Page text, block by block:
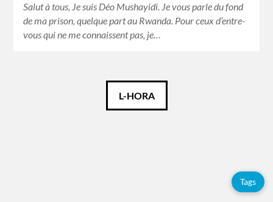
Salut à tous, Je suis Déo Mushayidi. Je vous parle du fond
de ma prison, quelque part au Rwanda. Pour ceux d’entre-
vous qui ne me connaissent pas, je…
L-HORA
Tags